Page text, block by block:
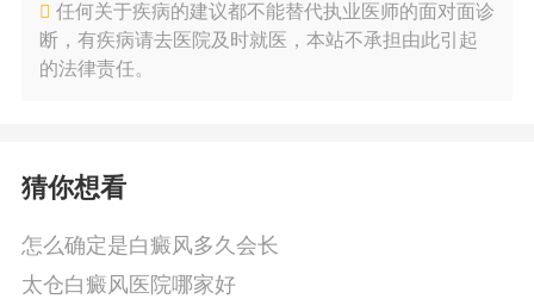
任何关于疾病的建议都不能替代执业医师的面对面诊
断，有疾病请去医院及时就医，本站不承担由此引起
的法律责任。
猜你想看
怎么确定是白癜风多久会长
太仓白癜风医院哪家好